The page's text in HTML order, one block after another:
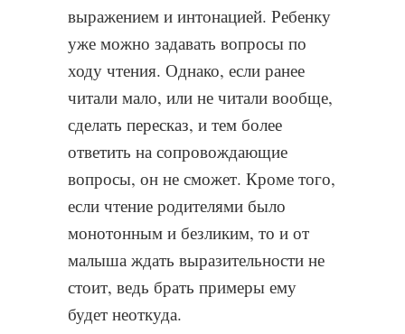
выражением и интонацией. Ребенку
уже можно задавать вопросы по
ходу чтения. Однако, если ранее
читали мало, или не читали вообще,
сделать пересказ, и тем более
ответить на сопровождающие
вопросы, он не сможет. Кроме того,
если чтение родителями было
монотонным и безликим, то и от
малыша ждать выразительности не
стоит, ведь брать примеры ему
будет неоткуда.